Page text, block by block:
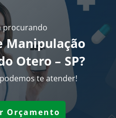
procurando
Manipulação
Otero – SP?
podemos te atender!
Orçamento